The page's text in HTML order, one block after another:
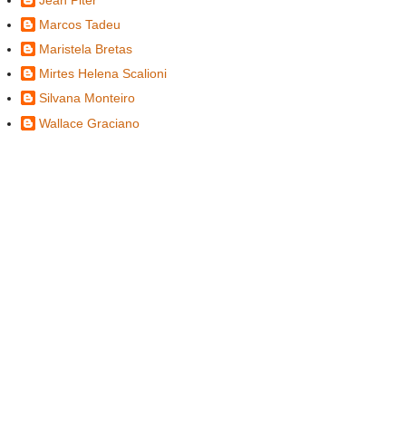
Marcos Tadeu
Maristela Bretas
Mirtes Helena Scalioni
Silvana Monteiro
Wallace Graciano